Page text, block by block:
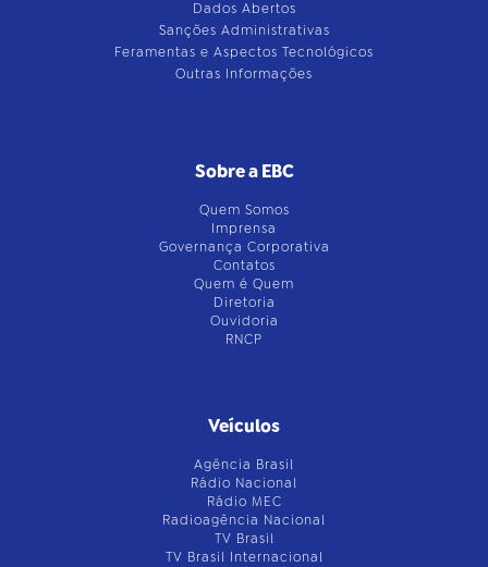
Dados Abertos
Sanções Administrativas
Feramentas e Aspectos Tecnológicos
Outras Informações
Sobre a EBC
Quem Somos
Imprensa
Governança Corporativa
Contatos
Quem é Quem
Diretoria
Ouvidoria
RNCP
Veículos
Agência Brasil
Rádio Nacional
Rádio MEC
Radioagência Nacional
TV Brasil
TV Brasil Internacional